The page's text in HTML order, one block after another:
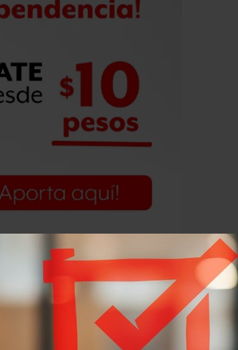
luego por agentes
domicilios fiscales de estas
y confirmaron que las
esos sitios.